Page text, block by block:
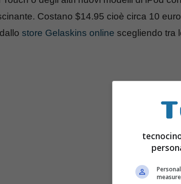
Costano $14.95 cioè circa 10
store Gelaskins online scegliendo tra